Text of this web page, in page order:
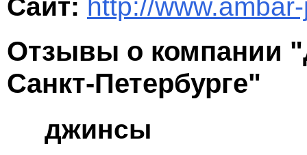
Сайт: http://
Отзывы о
Санкт-Петербурге"
джинсы